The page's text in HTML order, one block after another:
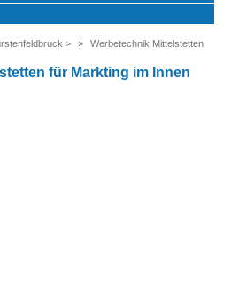
> Werbetechnik Mittelstetten
für Markting im Innen